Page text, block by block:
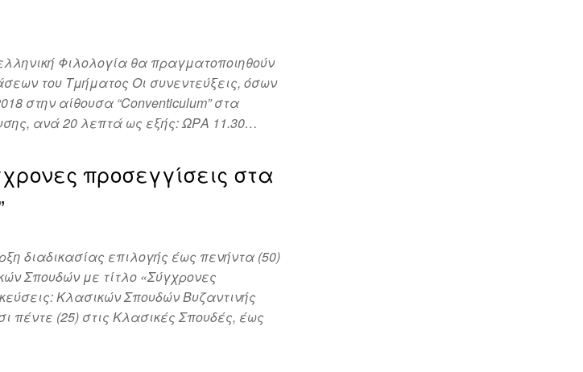
Φιλολογία θα πραγματοποιηθούν
του Τμήματος Οι συνεντεύξεις, όσων
στην αίθουσα “Conventiculum” στα
ανά 20 λεπτά ως εξής: ΩΡΑ 11.30…
προσεγγίσεις στα
διαδικασίας επιλογής έως πενήντα (50)
Σπουδών με τίτλο «Σύγχρονες
Κλασικών Σπουδών Βυζαντινής
πέντε (25) στις Κλασικές Σπουδές, έως